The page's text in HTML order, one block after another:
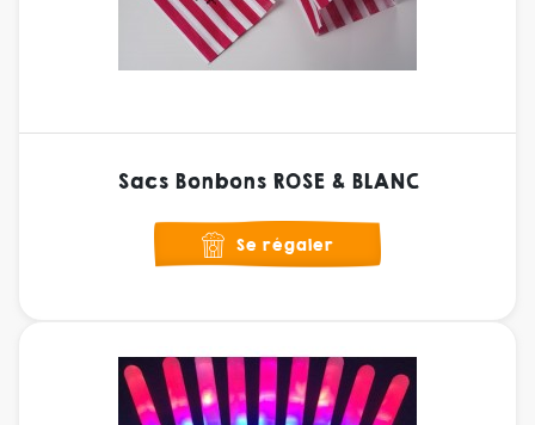
Sacs Bonbons ROSE & BLANC
Se régaler